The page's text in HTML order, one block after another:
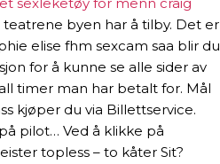
teatrene byen har å tilby. Det er
elise fhm sexcam saa blir du
for å kunne se alle sider av
timer man har betalt for. Mål
kjøper du via Billettservice.
pilot… Ved å klikke på
topless – to kåter Sit?